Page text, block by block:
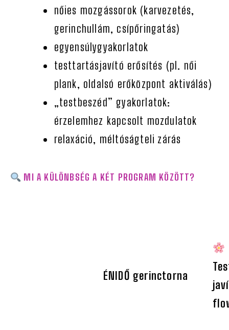
nőies mozgássorok (karvezetés,
gerinchullám, csípőringatás)
egyensúlygyakorlatok
testtartásjavító erősítés (pl. női
plank, oldalsó erőközpont aktiválás)
„testbeszéd” gyakorlatok:
érzelemhez kapcsolt mozdulatok
relaxáció, méltóságteli zárás
MI A KÜLÖNBSÉG A KÉT PROGRAM KÖZÖTT?
ÉNIDŐ gerinctorna